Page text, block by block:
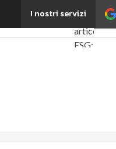
I nostri servizi
di MilanoUltimi
articoli
ESG: